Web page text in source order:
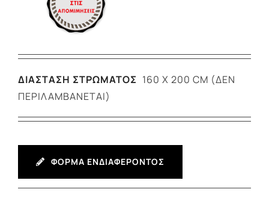
ΔΙΑΣΤΑΣΗ ΣΤΡΩΜΑΤΟΣ 160 X 200 CM (ΔΕΝ
ΠΕΡΙΛΑΜΒΆΝΕΤΑΙ)
ΦΟΡΜΑ ΕΝΔΙΑΦΕΡΟΝΤΟΣ